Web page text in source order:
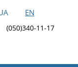
EN
(050)340-11-17